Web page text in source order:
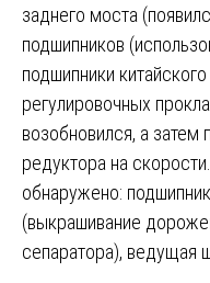
заднего моста
подшипников
подшипники
регулировочных
возобновился, а затем
редуктора на
обнаружено:
(выкрашивание
сепаратора), ведущая